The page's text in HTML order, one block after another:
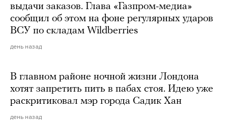
выдачи заказов. Глава «Газпром-медиа»
сообщил об этом на фоне регулярных ударов
ВСУ по складам Wildberries
день назад
В главном районе ночной жизни Лондона
хотят запретить пить в пабах стоя. Идею уже
раскритиковал мэр города Садик Хан
день назад